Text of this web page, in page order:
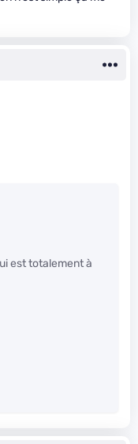
est totalement à